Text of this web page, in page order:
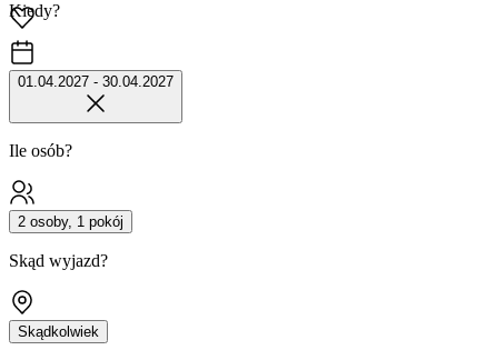
Kiedy?
01.04.2027 - 30.04.2027
Ile osób?
2 osoby, 1 pokój
Skąd wyjazd?
Skądkolwiek